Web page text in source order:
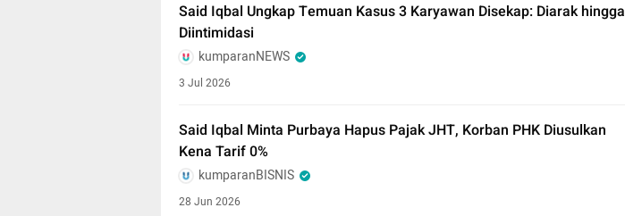
Said Iqbal Ungkap Temuan Kasus 3 Karyawan Disekap: Diarak hingga
Diintimidasi
kumparanNEWS
3 Jul 2026
Said Iqbal Minta Purbaya Hapus Pajak JHT, Korban PHK Diusulkan
Kena Tarif 0%
kumparanBISNIS
28 Jun 2026